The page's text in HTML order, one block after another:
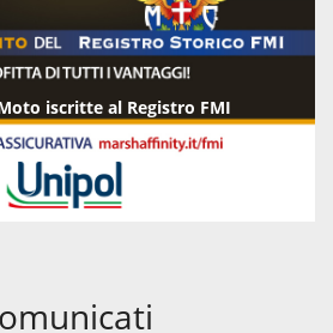
iscritte al Registro FMI